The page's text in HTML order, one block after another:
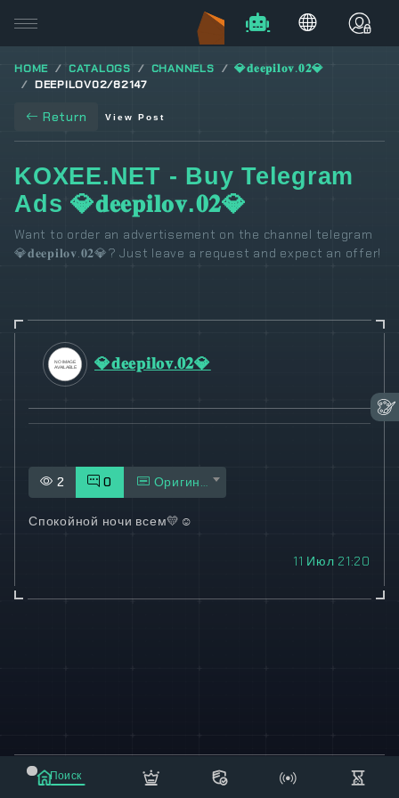
HOME CATALOGS CHANNELS
💎𝐝𝐞𝐞𝐩𝐢𝐥𝐨𝐯.𝟎𝟐💎
DEEPILOV02/82147
Return View Post
KOXEE.NET - Buy Telegram
Ads 💎𝐝𝐞𝐞𝐩𝐢𝐥𝐨𝐯.𝟎𝟐💎
Want to order an advertisement on the channel telegram
💎𝐝𝐞𝐞𝐩𝐢𝐥𝐨𝐯.𝟎𝟐💎? Just leave a request and expect an offer!
💎𝐝𝐞𝐞𝐩𝐢𝐥𝐨𝐯.𝟎𝟐💎
2 0 Оригинал
Спокойной ночи всем💛 ☺️
11 Июл 21:20
Поиск
© 2021-2023 "koxee.net" - the largest cryptocurrency
database on the internet!